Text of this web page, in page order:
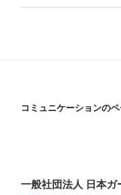
コミュニケーションの
一般社団法人 日本